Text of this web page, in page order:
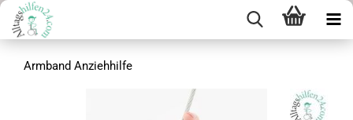
Armband Anziehhilfe